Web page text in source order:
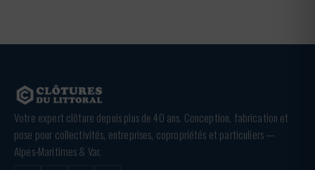
Votre expert clôture depuis plus de 40 ans. Conception, fabrication et
pose pour collectivités, entreprises, copropriétés et particuliers —
Alpes-Maritimes & Var.